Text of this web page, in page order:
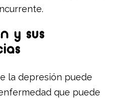
y sus
la depresión puede
que puede